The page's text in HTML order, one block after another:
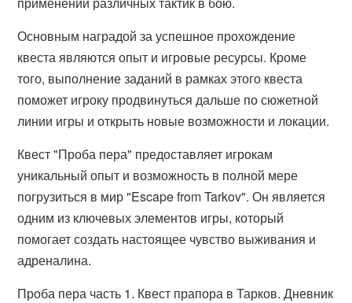
Основным наградой за успешное прохождение
квеста являются опыт и игровые ресурсы. Кроме
того, выполнение заданий в рамках этого квеста
поможет игроку продвинуться дальше по сюжетной
линии игры и открыть новые возможности и локации.
Квест "Проба пера" предоставляет игрокам
уникальный опыт и возможность в полной мере
погрузиться в мир "Escape from Tarkov". Он является
одним из ключевых элементов игры, который
помогает создать настоящее чувство выживания и
адреналина.
Проба пера часть 1. Квест прапора в Тарков. Дневник